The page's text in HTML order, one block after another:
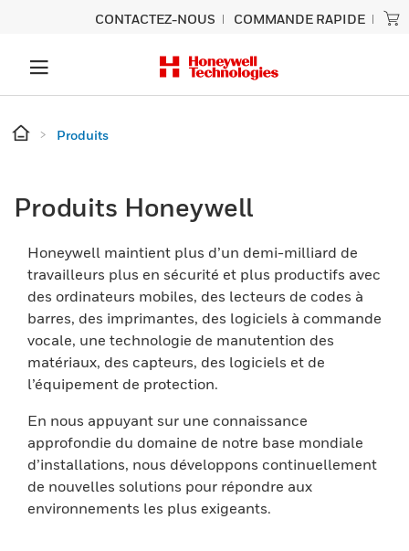
CONTACTEZ-NOUS COMMANDE RAPIDE
Produits
Produits Honeywell
Honeywell maintient plus d’un demi-milliard de
travailleurs plus en sécurité et plus productifs avec
des ordinateurs mobiles, des lecteurs de codes à
barres, des imprimantes, des logiciels à commande
vocale, une technologie de manutention des
matériaux, des capteurs, des logiciels et de
l’équipement de protection.
En nous appuyant sur une connaissance
approfondie du domaine de notre base mondiale
d’installations, nous développons continuellement
de nouvelles solutions pour répondre aux
environnements les plus exigeants.